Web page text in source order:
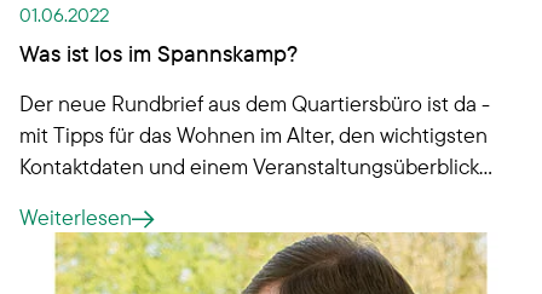
01.06.2022
Was ist los im Spannskamp?
Der neue Rundbrief aus dem Quartiersbüro ist da -
mit Tipps für das Wohnen im Alter, den wichtigsten
Kontaktdaten und einem Veranstaltungsüberblick!
zweiten Dienstag?
Weiterlesen